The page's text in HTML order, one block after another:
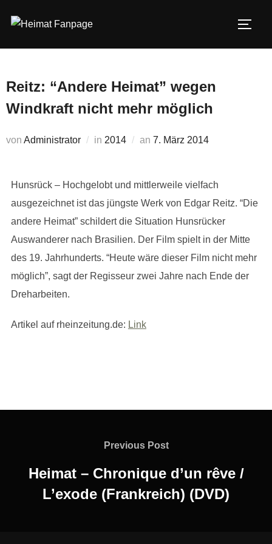
Inhalt
Reitz: “Andere Heimat” wegen
Windkraft nicht mehr möglich
von Administrator in 2014 an Veröffentlicht
7. März 2014
Hunsrück – Hochgelobt und mittlerweile vielfach
ausgezeichnet ist das jüngste Werk von Edgar Reitz. “Die
andere Heimat” schildert die Situation Hunsrücker
Auswanderer nach Brasilien. Der Film spielt in der Mitte
des 19. Jahrhunderts. “Heute wäre dieser Film nicht mehr
möglich”, sagt der Regisseur zwei Jahre nach Ende der
Dreharbeiten.
Artikel auf rheinzeitung.de: Link
Previous
Previous Post
Heimat – Chronique d’un rêve /
L’exode (Frankreich) (DVD)